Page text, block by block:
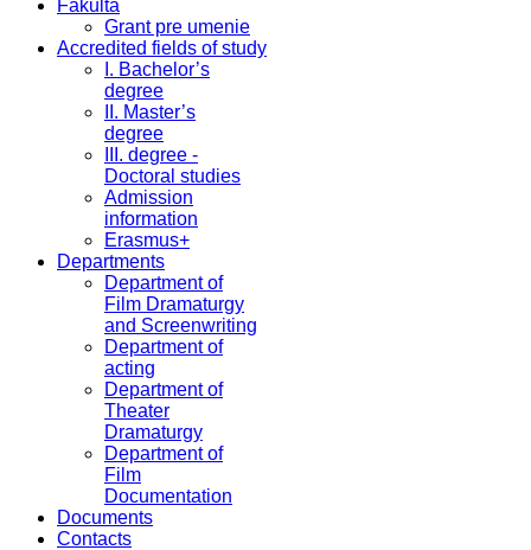
Fakulta
Grant pre umenie
Accredited fields of study
I. Bachelor’s
degree
II. Master’s
degree
III. degree -
Doctoral studies
Admission
information
Erasmus+
Departments
Department of
Film Dramaturgy
and Screenwriting
Department of
acting
Department of
Theater
Dramaturgy
Department of
Film
Documentation
Documents
Contacts